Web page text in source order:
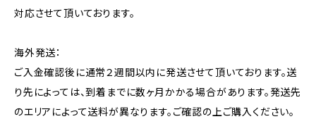
対応させて頂いております。
海外発送：
ご入金確認後に通常２週間以内に発送させて頂いております。送
り先によっては、到着までに数ヶ月かかる場合があります。発送先
のエリアによって送料が異なります。ご確認の上ご購入ください。